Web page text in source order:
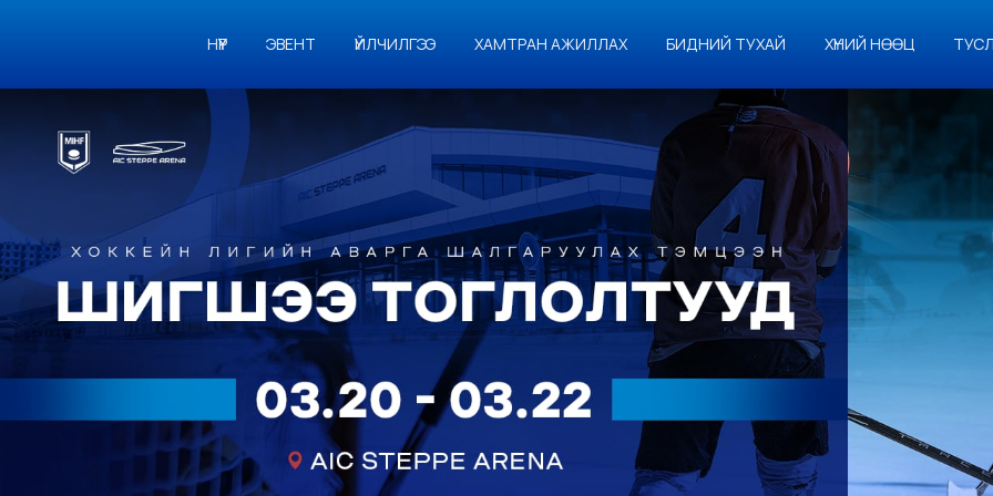
НҮҮР ЭВЕНТ ҮЙЛЧИЛГЭЭ ХАМТРАН АЖИЛЛАХ БИДНИЙ ТУХАЙ ХҮНИЙ НӨӨЦ